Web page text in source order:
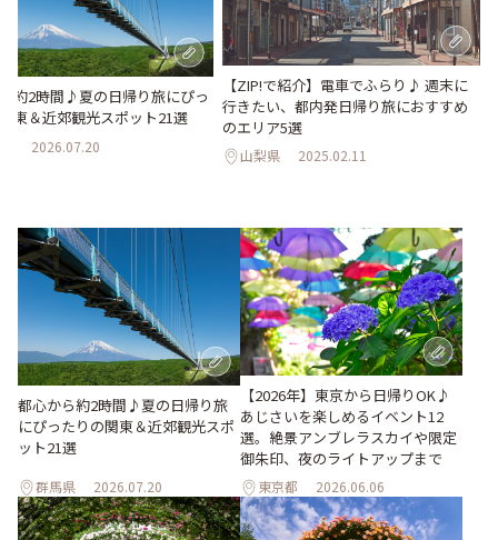
約2時間♪夏の日帰り旅にぴっ
東＆近郊観光スポット21選
2026.07.20
【ZIP!で紹介】電車でふらり♪ 週末に
行きたい、都内発日帰り旅におすすめ
のエリア5選
山梨県 2025.02.11
都心から約2時間♪夏の日帰り旅
にぴったりの関東＆近郊観光スポ
ット21選
群馬県 2026.07.20
【2026年】東京から日帰りOK♪
あじさいを楽しめるイベント12
選。絶景アンブレラスカイや限定
御朱印、夜のライトアップまで
東京都 2026.06.06